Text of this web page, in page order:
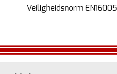
Veiligheidsnorm EN16005